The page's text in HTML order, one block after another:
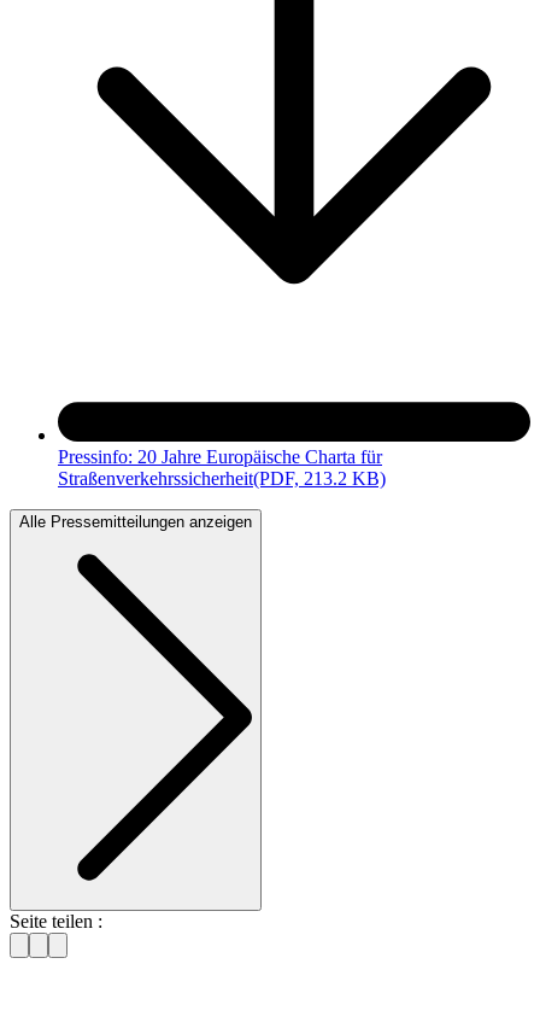
Pressinfo: 20 Jahre Europäische Charta für
Straßenverkehrssicherheit(PDF, 213.2 KB)
Alle Pressemitteilungen anzeigen
Seite teilen :